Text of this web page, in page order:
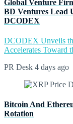
Global Venture
BD Ventures Lead
DCODEX
DCODEX Unveils
Accelerates Toward
PR Desk 4 days ago
Bitcoin And
Rotation